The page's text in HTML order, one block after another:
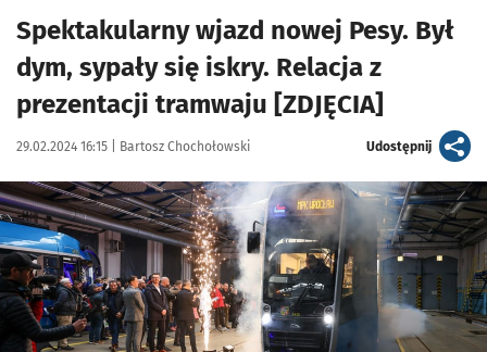
Spektakularny wjazd nowej Pesy. Był
dym, sypały się iskry. Relacja z
prezentacji tramwaju [ZDJĘCIA]
Data publikacji:
29.02.2024 16:15 | Autor:
Bartosz Chochołowski Udostępnijartykuł
Kliknij, aby zobaczyć galerię
Kliknij, aby powiększyć